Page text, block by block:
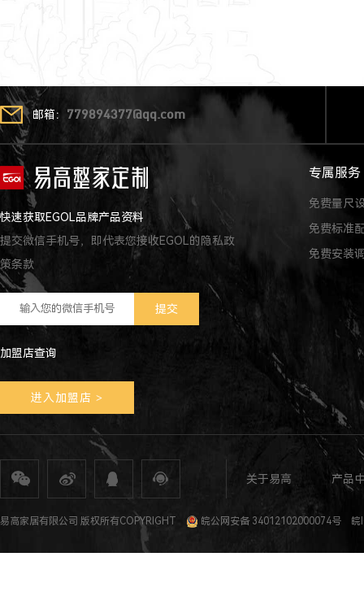
邮箱： 779894377@qq.com
快速获取EGOL品牌产品资料
提交微信手机号，即代表您接收EGOL的隐私政
策条款
加盟店查询
进入加盟店 >
专属服务
免费量尺
免费标准
免费安装
关于易高 产品
全屋定制 定制家具 整体家居 衣柜定制 橱柜定制 全屋定制加盟 全屋整装 全屋定制
易高家居有限公司 版权所有COPYRIGHT 皖公网安备 34012102000074号 皖